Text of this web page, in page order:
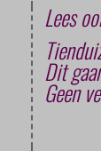
Lees
Dit
Geen